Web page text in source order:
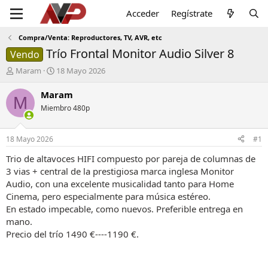
Acceder Regístrate
Compra/Venta: Reproductores, TV, AVR, etc
Vendo Trío Frontal Monitor Audio Silver 8
I
i
c
a
d
o
r
d
e
l
t
e
m
a
Maram
F
c
a
i
n
i
c
i
o
18 Mayo 2026
M Maram
Miembro 480p
18 Mayo 2026 #1
Trio de altavoces HIFI compuesto por pareja de columnas de
3 vias + central de la prestigiosa marca inglesa Monitor
Audio, con una excelente musicalidad tanto para Home
Cinema, pero especialmente para música estéreo.
En estado impecable, como nuevos. Preferible entrega en
mano.
Precio del trío 1490 €----1190 €.